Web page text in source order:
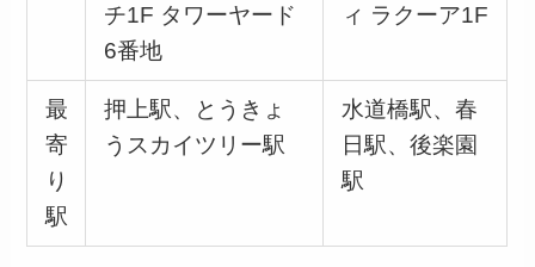
チ1F タワーヤード
6番地
ィ ラクーア1F
最
寄
り
駅
押上駅、とうきょ
うスカイツリー駅
水道橋駅、春
日駅、後楽園
駅